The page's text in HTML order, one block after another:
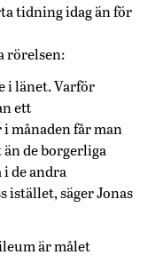
tidning idag än för
rörelsen:
i länet. Varför
ett
månaden får man
de borgerliga
de andra
istället, säger Jonas
är målet